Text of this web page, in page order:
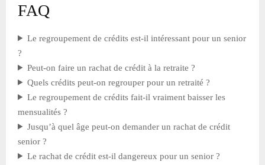
FAQ
Le regroupement de crédits est-il intéressant pour un senior
?
Peut-on faire un rachat de crédit à la retraite ?
Quels crédits peut-on regrouper pour un retraité ?
Le regroupement de crédits fait-il vraiment baisser les
mensualités ?
Jusqu’à quel âge peut-on demander un rachat de crédit
senior ?
Le rachat de crédit est-il dangereux pour un senior ?